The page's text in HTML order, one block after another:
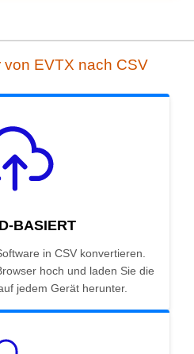
von EVTX nach CSV
BASIERT
in CSV konvertieren.
hoch und laden Sie die
jedem Gerät herunter.